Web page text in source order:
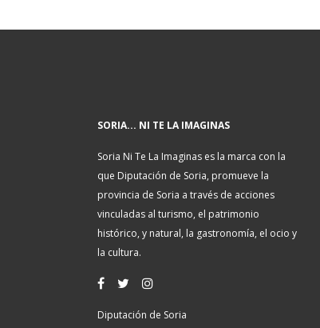
SORIA... NI TE LA IMAGINAS
Soria Ni Te La Imaginas es la marca con la
que Diputación de Soria, promueve la
provincia de Soria a través de acciones
vinculadas al turismo, el patrimonio
histórico, y natural, la gastronomía, el ocio y
la cultura.
Diputación de Soria